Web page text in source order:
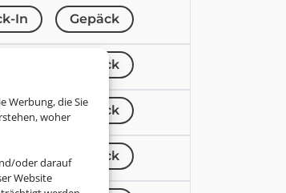
Werbung, die Sie
woher
oder darauf
Website
In Gepäck
Gepäck
In Gepäck
In Gepäck